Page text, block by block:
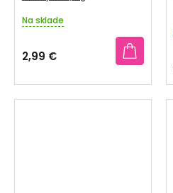
Priemerné
produktu
je
z
5
Na sklade
2,99 €